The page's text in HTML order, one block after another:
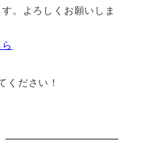
。よろしくお願いしま
ください！